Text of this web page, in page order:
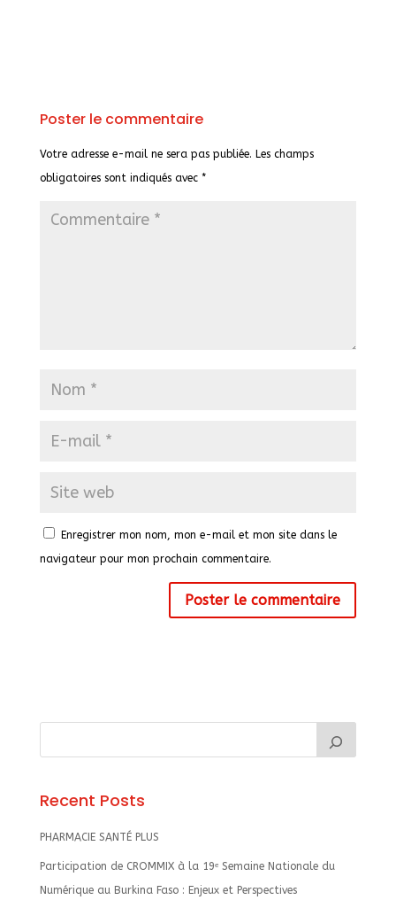
Poster le commentaire
Votre adresse e-mail ne sera pas publiée. Les champs
obligatoires sont indiqués avec *
Enregistrer mon nom, mon e-mail et mon site dans le
navigateur pour mon prochain commentaire.
r
t
v
e
:
Recent Posts
PHARMACIE SANTÉ PLUS
Participation de CROMMIX à la 19ᵉ Semaine Nationale du
Numérique au Burkina Faso : Enjeux et Perspectives